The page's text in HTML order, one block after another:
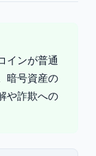
インが普通
暗号資産の
や詐欺への